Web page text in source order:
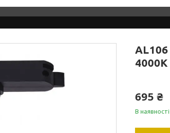
695 ₴
В